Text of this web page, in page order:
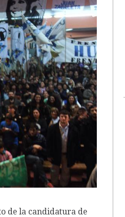
de la candidatura de